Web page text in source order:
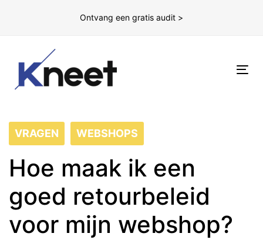
Ontvang een gratis audit >
VRAGEN WEBSHOPS
Hoe maak ik een
goed retourbeleid
voor mijn webshop?